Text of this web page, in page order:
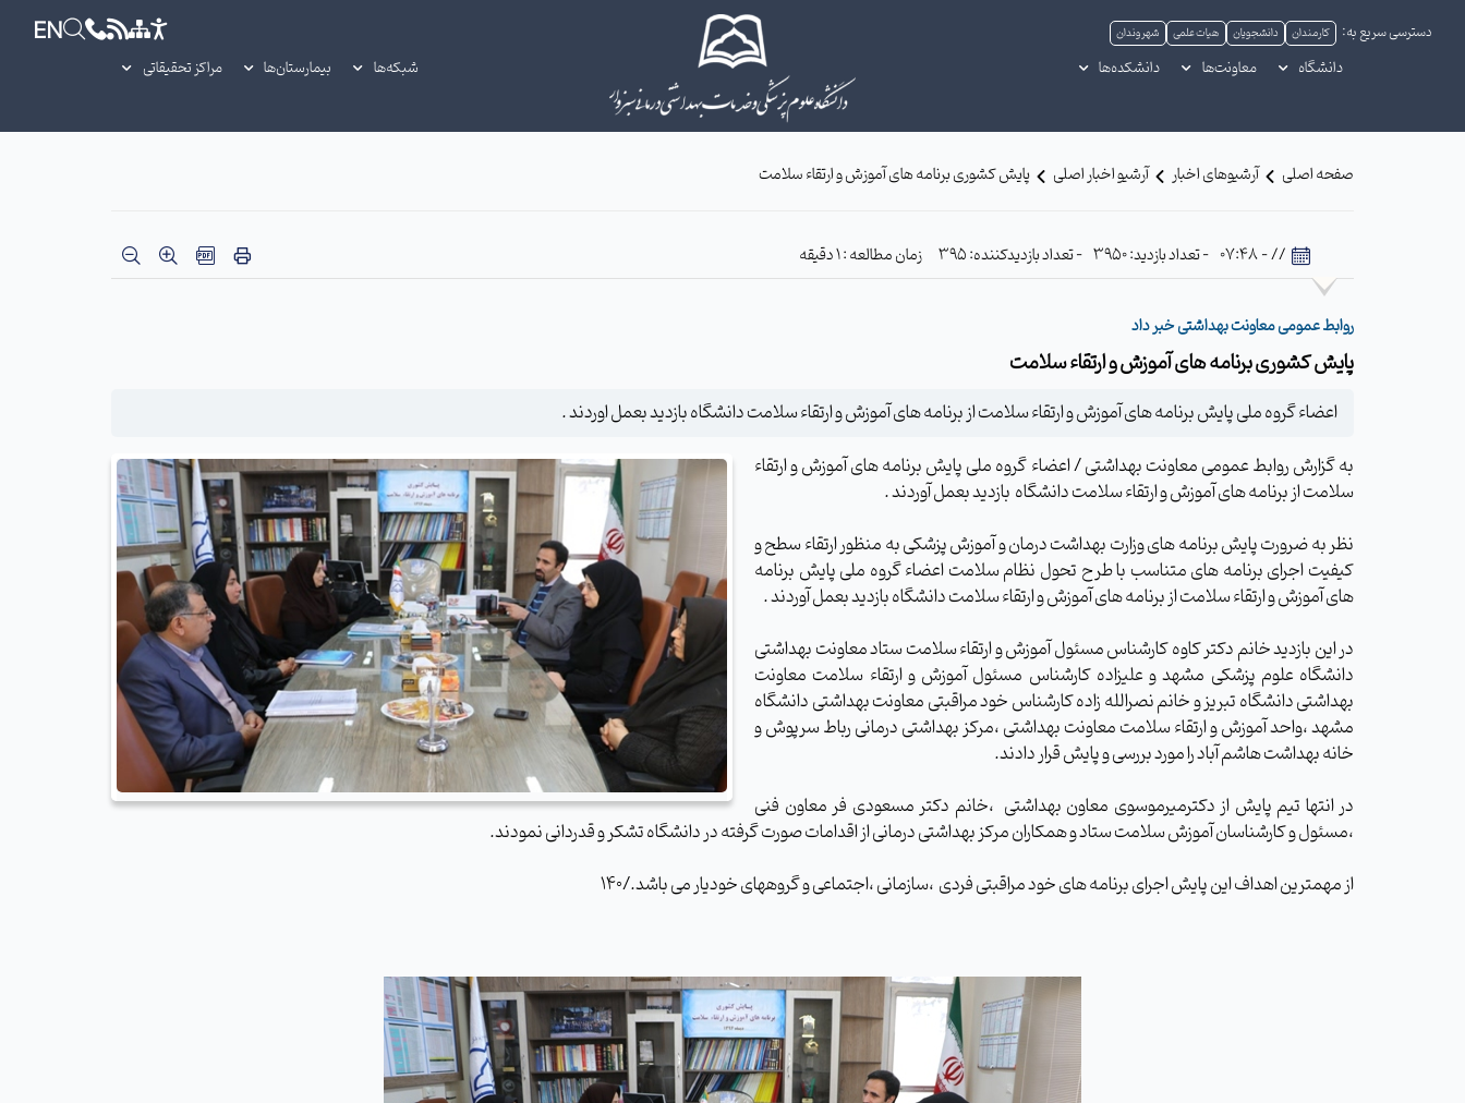
دسترسی سریع به: کارمندان دانشجویان هیات علمی شهروندان EN
دانشگاه معاونت‌ها دانشکده‌ها شبکه‌ها بیمارستان‌ها مراکز تحقیقاتی
صفحه اصلی آرشیوهای اخبار آرشیو اخبار اصلی پایش کشوری برنامه های آموزش و ارتقاء سلامت
// - 07:48 - تعداد بازدید: 3950 - تعداد بازدیدکننده: 395 زمان مطالعه : 1 دقیقه
روابط عمومی معاونت بهداشتی خبر داد
پایش کشوری برنامه های آموزش و ارتقاء سلامت
اعضاء گروه ملی پایش برنامه های آموزش و ارتقاء سلامت از برنامه های آموزش و ارتقاء سلامت دانشگاه بازدید بعمل اوردند .
به گزارش روابط عمومی معاونت بهداشتی / اعضاء گروه ملی پایش برنامه های آموزش و ارتقاء
سلامت از برنامه های آموزش و ارتقاء سلامت دانشگاه بازدید بعمل آوردند .
نظر به ضرورت پایش برنامه های وزارت بهداشت درمان و آموزش پزشکی به منظور ارتقاء سطح و
کیفیت اجرای برنامه های متناسب با طرح تحول نظام سلامت اعضاء گروه ملی پایش برنامه
های آموزش و ارتقاء سلامت از برنامه های آموزش و ارتقاء سلامت دانشگاه بازدید بعمل آوردند .
در این بازدید خانم دکتر کاوه کارشناس مسئول آموزش و ارتقاء سلامت ستاد معاونت بهداشتی
دانشگاه علوم پزشکی مشهد و علیزاده کارشناس مسئول آموزش و ارتقاء سلامت معاونت
بهداشتی دانشگاه تبریز و خانم نصرالله زاده کارشناس خود مراقبتی معاونت بهداشتی دانشگاه
مشهد ،واحد آموزش و ارتقاء سلامت معاونت بهداشتی ،مرکز بهداشتی درمانی رباط سرپوش و
خانه بهداشت هاشم آباد را مورد بررسی و پایش قرار دادند.
در انتها تیم پایش از دکترمیرموسوی معاون بهداشتی ،خانم دکتر مسعودی فر معاون فنی
،مسئول و کارشناسان آموزش سلامت ستاد و همکاران مرکز بهداشتی درمانی از اقدامات صورت گرفته در دانشگاه تشکر و قدردانی نمودند.
از مهمترین اهداف این پایش اجرای برنامه های خود مراقبتی فردی ،سازمانی ،اجتماعی و گروههای خودیار می باشد./140